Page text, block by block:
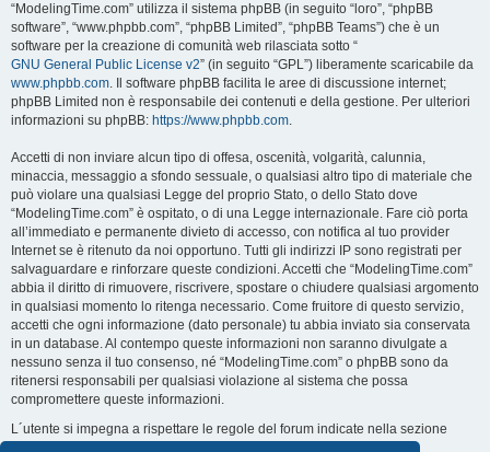
“ModelingTime.com” utilizza il sistema phpBB (in seguito “loro”, “phpBB
software”, “www.phpbb.com”, “phpBB Limited”, “phpBB Teams”) che è un
software per la creazione di comunità web rilasciata sotto “
GNU General Public License v2” (in seguito “GPL”) liberamente scaricabile da
www.phpbb.com. Il software phpBB facilita le aree di discussione internet;
phpBB Limited non è responsabile dei contenuti e della gestione. Per ulteriori
informazioni su phpBB: https://www.phpbb.com.
Accetti di non inviare alcun tipo di offesa, oscenità, volgarità, calunnia,
minaccia, messaggio a sfondo sessuale, o qualsiasi altro tipo di materiale che
può violare una qualsiasi Legge del proprio Stato, o dello Stato dove
“ModelingTime.com” è ospitato, o di una Legge internazionale. Fare ciò porta
all’immediato e permanente divieto di accesso, con notifica al tuo provider
Internet se è ritenuto da noi opportuno. Tutti gli indirizzi IP sono registrati per
salvaguardare e rinforzare queste condizioni. Accetti che “ModelingTime.com”
abbia il diritto di rimuovere, riscrivere, spostare o chiudere qualsiasi argomento
in qualsiasi momento lo ritenga necessario. Come fruitore di questo servizio,
accetti che ogni informazione (dato personale) tu abbia inviato sia conservata
in un database. Al contempo queste informazioni non saranno divulgate a
nessuno senza il tuo consenso, né “ModelingTime.com” o phpBB sono da
ritenersi responsabili per qualsiasi violazione al sistema che possa
compromettere queste informazioni.
L´utente si impegna a rispettare le regole del forum indicate nella sezione